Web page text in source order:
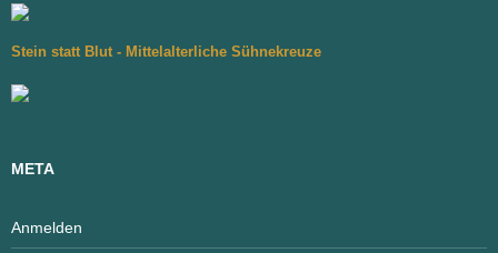
Stein statt Blut - Mittelalterliche Sühnekreuze
META
Anmelden